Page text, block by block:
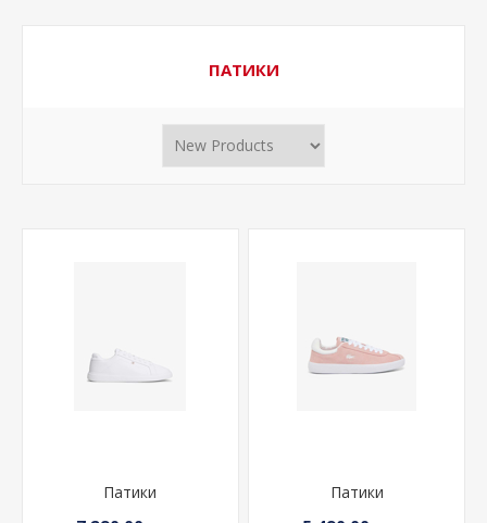
ПАТИКИ
Патики Патики